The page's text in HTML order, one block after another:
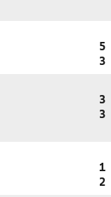
5
3
3
3
1
2